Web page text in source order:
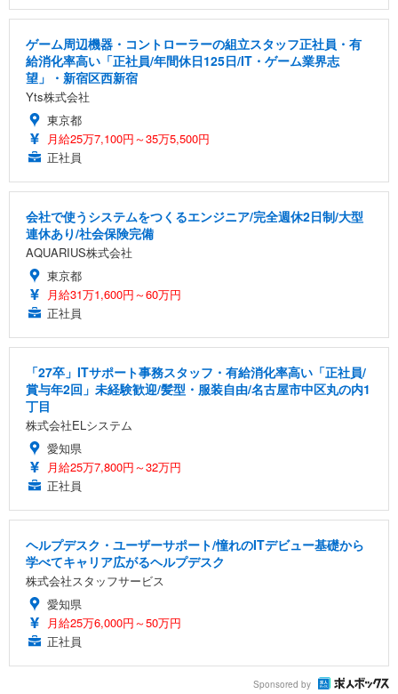
ゲーム周辺機器・コントローラーの組立スタッフ正社員・有
給消化率高い「正社員/年間休日125日/IT・ゲーム業界志
望」・新宿区西新宿
Yts株式会社
東京都
月給25万7,100円～35万5,500円
正社員
会社で使うシステムをつくるエンジニア/完全週休2日制/大型
連休あり/社会保険完備
AQUARIUS株式会社
東京都
月給31万1,600円～60万円
正社員
「27卒」ITサポート事務スタッフ・有給消化率高い「正社員/
賞与年2回」未経験歓迎/髪型・服装自由/名古屋市中区丸の内1
丁目
株式会社ELシステム
愛知県
月給25万7,800円～32万円
正社員
ヘルプデスク・ユーザーサポート/憧れのITデビュー基礎から
学べてキャリア広がるヘルプデスク
株式会社スタッフサービス
愛知県
月給25万6,000円～50万円
正社員
Sponsored by